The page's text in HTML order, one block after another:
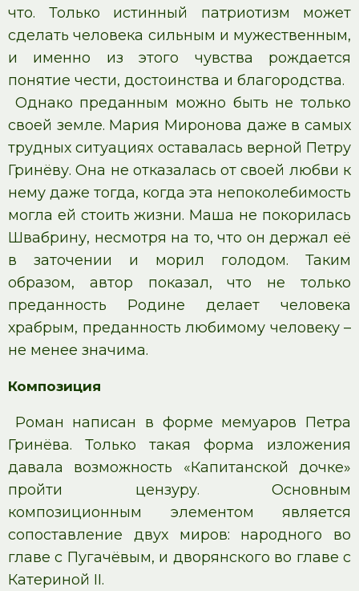
что. Только истинный патриотизм может
сделать человека сильным и мужественным,
и именно из этого чувства рождается
понятие чести, достоинства и благородства.
Однако преданным можно быть не только
своей земле. Мария Миронова даже в самых
трудных ситуациях оставалась верной Петру
Гринёву. Она не отказалась от своей любви к
нему даже тогда, когда эта непоколебимость
могла ей стоить жизни. Маша не покорилась
Швабрину, несмотря на то, что он держал её
в заточении и морил голодом. Таким
образом, автор показал, что не только
преданность Родине делает человека
храбрым, преданность любимому человеку –
не менее значима.
Композиция
Роман написан в форме мемуаров Петра
Гринёва. Только такая форма изложения
давала возможность «Капитанской дочке»
пройти цензуру. Основным
композиционным элементом является
сопоставление двух миров: народного во
главе с Пугачёвым, и дворянского во главе с
Катериной II.